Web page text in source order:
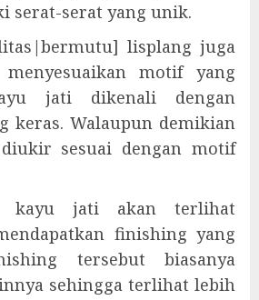
serat-serat yang unik.
lisplang juga
motif yang
jati dikenali dengan
keras. Walaupun demikian
sesuai dengan motif
kayu jati akan terlihat
finishing yang
tersebut biasanya
sehingga terlihat lebih